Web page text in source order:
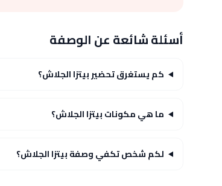
أسئلة شائعة عن الوصفة
كم يستغرق تحضير بيتزا الجلاش؟
ما هي مكونات بيتزا الجلاش؟
لكم شخص تكفي وصفة بيتزا الجلاش؟